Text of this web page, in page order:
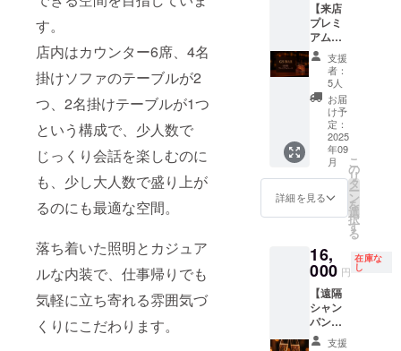
す。
店内はカウンター6席、4名
掛けソファのテーブルが2
つ、2名掛けテーブルが1つ
という構成で、少人数で
じっくり会話を楽しむのに
も、少し大人数で盛り上が
るのにも最適な空間。
落ち着いた照明とカジュア
ルな内装で、仕事帰りでも
気軽に立ち寄れる雰囲気づ
くりにこだわります。
舗が運
営し続
ける限
りとな
りま
す。
です！
※90分以
上の場
合は自
動延長
で1時間
2000円
かかり
ます ※
来店時
にチ
ケット
画像と
支援ID
さい。
※有効期
限は
2025年
9月～
2026年
8月で
【来店
プレミ
アム
コー
ス】 当
店で使
用でき
るお得
な利用
券（５
セット
分）で
す。 ５
名限定
の超お
得なリ
となり
ますの
でこの
機会に
ゲット
してく
ださ
支援
者：
5人
お届
け予
定：
2025
年09
月
詳細を見る
こ
の
リ
タ
ー
ン
を
選
択
す
る
16,
000 円
在庫な
し
【遠隔
シャン
パンで
盛り上
支援